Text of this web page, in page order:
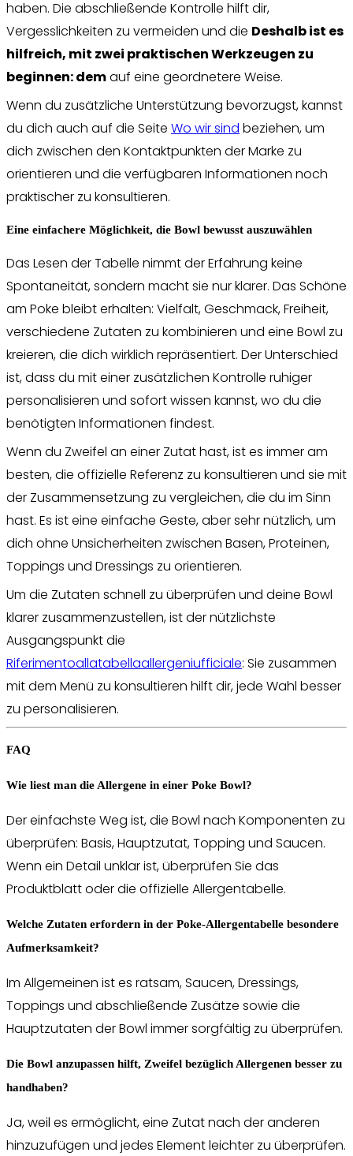
haben. Die abschließende Kontrolle hilft dir,
Vergesslichkeiten zu vermeiden und die Deshalb ist es
hilfreich, mit zwei praktischen Werkzeugen zu
beginnen: demauf eine geordnetere Weise.
Wenn du zusätzliche Unterstützung bevorzugst, kannst
du dich auch auf die Seite Wo wir sind beziehen, um
dich zwischen den Kontaktpunkten der Marke zu
orientieren und die verfügbaren Informationen noch
praktischer zu konsultieren.
Eine einfachere Möglichkeit, die Bowl bewusst auszuwählen
Das Lesen der Tabelle nimmt der Erfahrung keine
Spontaneität, sondern macht sie nur klarer. Das Schöne
am Poke bleibt erhalten: Vielfalt, Geschmack, Freiheit,
verschiedene Zutaten zu kombinieren und eine Bowl zu
kreieren, die dich wirklich repräsentiert. Der Unterschied
ist, dass du mit einer zusätzlichen Kontrolle ruhiger
personalisieren und sofort wissen kannst, wo du die
benötigten Informationen findest.
Wenn du Zweifel an einer Zutat hast, ist es immer am
besten, die offizielle Referenz zu konsultieren und sie mit
der Zusammensetzung zu vergleichen, die du im Sinn
hast. Es ist eine einfache Geste, aber sehr nützlich, um
dich ohne Unsicherheiten zwischen Basen, Proteinen,
Toppings und Dressings zu orientieren.
Um die Zutaten schnell zu überprüfen und deine Bowl
klarer zusammenzustellen, ist der nützlichste
Ausgangspunkt die
Riferimentoallatabellaallergeniufficiale: Sie zusammen
mit dem Menü zu konsultieren hilft dir, jede Wahl besser
zu personalisieren.
FAQ
Wie liest man die Allergene in einer Poke Bowl?
Der einfachste Weg ist, die Bowl nach Komponenten zu
überprüfen: Basis, Hauptzutat, Topping und Saucen.
Wenn ein Detail unklar ist, überprüfen Sie das
Produktblatt oder die offizielle Allergentabelle.
Welche Zutaten erfordern in der Poke-Allergentabelle besondere
Aufmerksamkeit?
Im Allgemeinen ist es ratsam, Saucen, Dressings,
Toppings und abschließende Zusätze sowie die
Hauptzutaten der Bowl immer sorgfältig zu überprüfen.
Die Bowl anzupassen hilft, Zweifel bezüglich Allergenen besser zu
handhaben?
Ja, weil es ermöglicht, eine Zutat nach der anderen
hinzuzufügen und jedes Element leichter zu überprüfen.